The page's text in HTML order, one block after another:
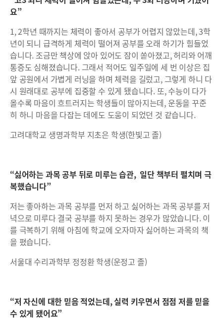
요”
1, 2학년 때까지는 체력이 좋아서 공부가 어렵지 않았는데, 3학
년이 되니 급격하게 체력이 떨어져 공부를 오래 하기가 힘들었
습니다. 조금만 책상에 앉아 있어도 잠이 쏟아졌고, 허리와 어깨
통증도 심해졌습니다. 그래서 적어도 일주일에 세 번 이상은 집
앞 공원에서 가볍게 러닝을 하며 체력을 길렀고, 그렇게 하니 다
시 원래대로 공부에 집중할 수 있게 됐습니다. 또, 수능이 다가
올수록 마음이 흐트러지는 학생들이 많아지는데, 운동을 꾸준
히 하니 마음을 다잡는 데에도 도움이 되었던 것 같습니다.
고려대학교 생명과학부 지초은 학생(한빛고 졸)
“싫어하는 과목 공부 뒤로 미루는 습관, 일단 책부터 펼치며 극
복했습니다”
저는 좋아하는 과목 공부를 먼저 하고 싫어하는 과목 공부를 저
녁으로 미루다 결국 공부를 하지 못하는 경우가 많았습니다. 이
를 극복하기 위해 아침에 학교에 오자마자 싫어하는 과목의 책
을 폈습니다.
서울대 수리과학부 정정환 학생(운정고 졸)
“저 자신에 대한 믿음 적었는데, 실력 키우면서 점점 저를 믿을
수 있게 됐어요”